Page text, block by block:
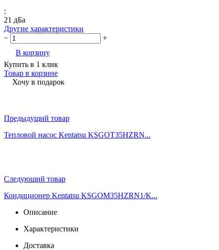
:
21 дБа
Другие характеристики
−
+
В корзину
Купить в 1 клик
Товар в корзине
Хочу в подарок
Предыдущий товар
Тепловой насос Kentatsu KSGOT35HZRN...
Следующий товар
Кондиционер Kentatsu KSGOM35HZRN1/K...
Описание
Характеристики
Доставка